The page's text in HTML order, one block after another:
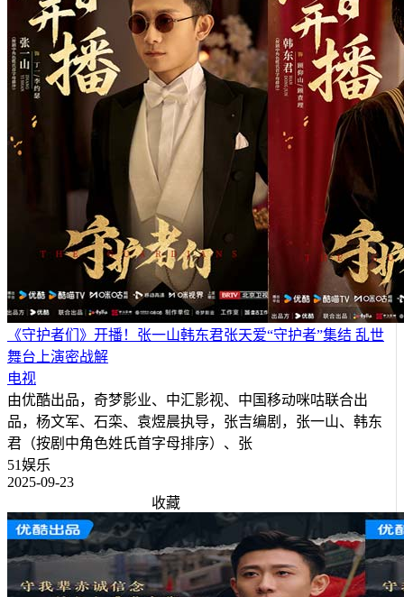
《守护者们》开播！张一山韩东君张天爱“守护者”集结 乱世
舞台上演密战解
电视
由优酷出品，奇梦影业、中汇影视、中国移动咪咕联合出
品，杨文军、石栾、袁煜晨执导，张吉编剧，张一山、韩东
君（按剧中角色姓氏首字母排序）、张
51娱乐
2025-09-23
收藏